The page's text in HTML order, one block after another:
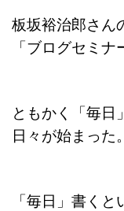
板坂裕治郎さん
「ブログセミ
ともかく「毎日
日々が始まった。
「毎日」書くと